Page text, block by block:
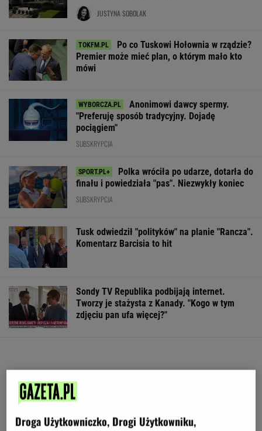
JUSTYNA SOBOLAK
Po co Tuskowi Hołownia w rządzie?
Premier może mieć plan, o którym mało kto
mówi
Anonimowi dawcy spermy.
"Preferuję sposób tradycyjny. Dojadę
pociągiem"
SUBSKRYPCJA
Polka wróciła po udarze, dotarła do
finału i powiedziała "pas". Niezwykły koniec
SUBSKRYPCJA
Tusk odwiedził "polityków" na planie "Rancza".
Komentarz Barcisia to hit
Sondy TV Republika podbijają internet.
Tworzy je stażysta z Kanady. "Kogo w tym
zdjęciu pan ufa więcej?"
Droga Użytkowniczko, Drogi Użytkowniku,